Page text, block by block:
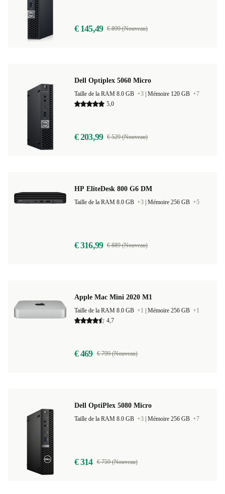
€ 145,49 € 899 (Nouveau)
Dell Optiplex 5060 Micro
Taille de la RAM 8.0 GB +3 Mémoire 120 GB +7
5,0
€ 203,99 € 529 (Nouveau)
HP EliteDesk 800 G6 DM
Taille de la RAM 8.0 GB +3 Mémoire 256 GB +5
€ 316,99 € 889 (Nouveau)
Apple Mac Mini 2020 M1
Taille de la RAM 8.0 GB +1 Mémoire 256 GB +1
4,7
€ 469 € 799 (Nouveau)
Dell OptiPlex 5080 Micro
Taille de la RAM 8.0 GB +3 Mémoire 256 GB +7
€ 314 € 759 (Nouveau)